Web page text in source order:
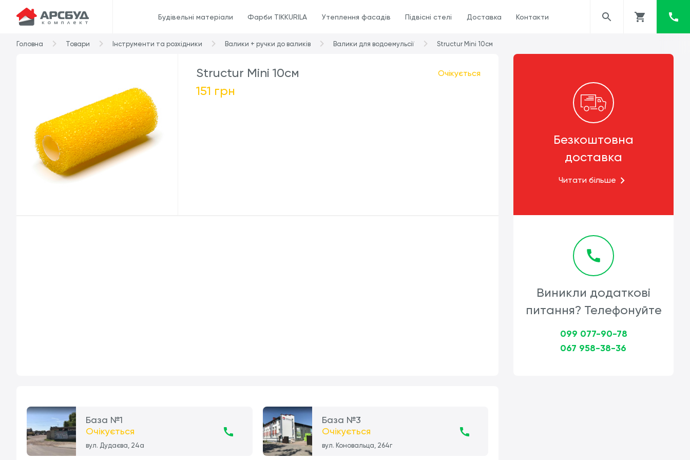
Будівельні матеріали Фарби TIKKURILA Утеплення фасадів Підвісні стелі Доставка Контакти
Головна Товари Інструменти та розхідники Валики + ручки до валиків Валики для водоемульсії Structur Mini 10см
Structur Mini 10см
151 грн
Очікується
Безкоштовна
доставка
Читати більше
Виникли додаткові
питання? Телефонуйте
099 077-90-78
067 958-38-36
База №1
Очікується
вул. Дудаєва, 24а
База №3
Очікується
вул. Коновальца, 264г